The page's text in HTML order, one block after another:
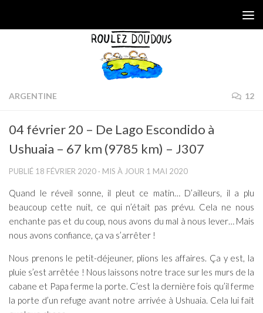
ARGENTINE 12
04 février 20 – De Lago Escondido à
Ushuaia – 67 km (9785 km) – J307
PUBLIÉ 18 FÉVRIER 2020 · MIS À JOUR 1 MAI 2020
Quand le réveil sonne, il pleut ce matin… D’ailleurs, il a plu
beaucoup cette nuit, ce qui n’était pas prévu. Cela ne nous
enchante pas et du coup, nous avons du mal à nous lever… Mais
nous avons confiance, ça va s’arrêter !
Nous prenons le petit-déjeuner, plions les affaires. Ça y est, la
pluie s’est arrêtée ! Nous laissons notre trace sur les murs de la
cabane et Papa ferme la porte. C’est la dernière fois qu’il ferme
la porte d’un refuge avant notre arrivée à Ushuaia. Cela lui fait